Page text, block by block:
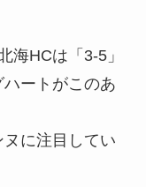
海HCは「3-5」
ートがこのあ
に注目してい